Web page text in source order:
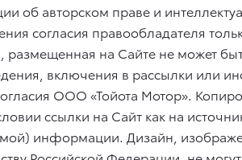
об авторском праве и
согласия правообладателя
на Сайте не может
включения в рассылки или
ООО «Тойота Мотор».
ссылки на Сайт как на
информации. Дизайн,